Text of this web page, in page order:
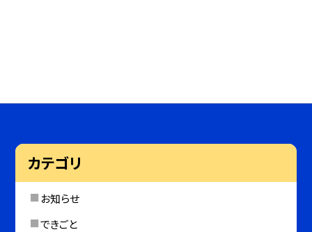
カテゴリ
お知らせ
できごと